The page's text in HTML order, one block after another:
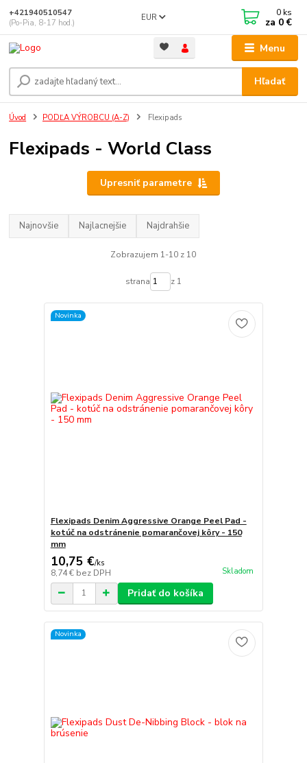
Menu
EUR
Hľadať
+421940510547
(Po-Pia, 8-17 hod.)
0 ks
za 0 €
Úvod PODĽA VÝROBCU (A-Z) Flexipads
Flexipads - World Class
Upresniť parametre
Najnovšie Najlacnejšie Najdrahšie
Zobrazujem 1-10 z 10
strana z 1
Novinka
Flexipads Denim Aggressive Orange Peel Pad -
kotúč na odstránenie pomarančovej kôry - 150
mm
10,75 €/ks
8,74 € bez DPH Skladom
Pridať do košíka
Novinka